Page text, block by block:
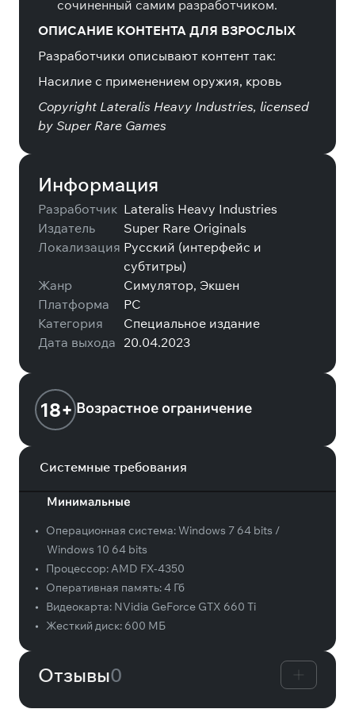
сочиненный самим разработчиком.
ОПИСАНИЕ КОНТЕНТА ДЛЯ ВЗРОСЛЫХ
Разработчики описывают контент так:
Насилие с применением оружия, кровь
Copyright Lateralis Heavy Industries, licensed
by Super Rare Games
Информация
Разработчик Lateralis Heavy Industries
Издатель
Super Rare Originals
Локализация Русский (интерфейс и
субтитры)
Жанр
Симулятор, Экшен
Платформа
PC
Категория
Специальное издание
Дата выхода 20.04.2023
18+ Возрастное ограничение
Системные требования
Минимальные
• Операционная система:Windows 7 64 bits /
Windows 10 64 bits
•
Процессор:AMD FX-4350
•
Оперативная память:4 Гб
•
Видеокарта: NVidia GeForce GTX 660 Ti
•
Жесткий диск: 600 МБ
Отзывы0